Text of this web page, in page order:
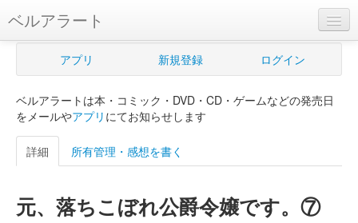
ベルアラート
ベルアラートとは
新規登録
ログイン
購入管理
アプリ 新規登録 ログイン
ベルアラートは本・コミック・DVD・CD・ゲームなどの発売日
をメールやアプリ にてお知らせします
詳細 所有管理・感想を書く
元、落ちこぼれ公爵令嬢です。⑦